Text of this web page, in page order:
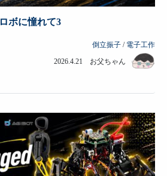
ボに憧れて3
倒立振子 / 電子工作
2026.4.21 お父ちゃん